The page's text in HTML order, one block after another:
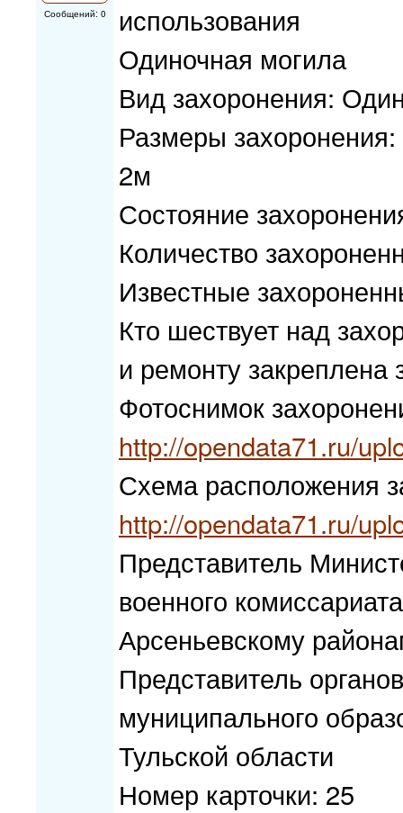
Сообщений: 0
использования
Одиночная могила
Вид захоронения:
Размеры
2м
Состояние
Количество
Известные
Кто шествует над
и ремонту
Фотоснимок
http://opendata71.ru/
Схема расположения
http://opendata71.ru/
Представитель
военного
Арсеньевскому
Представитель
муниципального
Тульской области
Номер карточки: 25